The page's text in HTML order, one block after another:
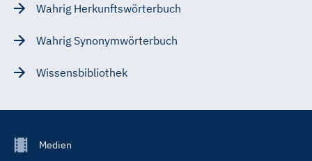
Wahrig Herkunftswörterbuch
Wahrig Synonymwörterbuch
Wissensbibliothek
FooterMedien